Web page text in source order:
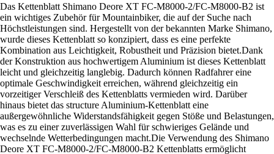
Das Kettenblatt Shimano Deore XT FC-M8000-2/FC-M8000-B2 ist
ein wichtiges Zubehör für Mountainbiker, die auf der Suche nach
Höchstleistungen sind. Hergestellt von der bekannten Marke Shimano,
wurde dieses Kettenblatt so konzipiert, dass es eine perfekte
Kombination aus Leichtigkeit, Robustheit und Präzision bietet.Dank
der Konstruktion aus hochwertigem Aluminium ist dieses Kettenblatt
leicht und gleichzeitig langlebig. Dadurch können Radfahrer eine
optimale Geschwindigkeit erreichen, während gleichzeitig ein
vorzeitiger Verschleiß des Kettenblatts vermieden wird. Darüber
hinaus bietet das structure Aluminium-Kettenblatt eine
außergewöhnliche Widerstandsfähigkeit gegen Stöße und Belastungen,
was es zu einer zuverlässigen Wahl für schwieriges Gelände und
wechselnde Wetterbedingungen macht.Die Verwendung des Shimano
Deore XT FC-M8000-2/FC-M8000-B2 Kettenblatts ermöglicht